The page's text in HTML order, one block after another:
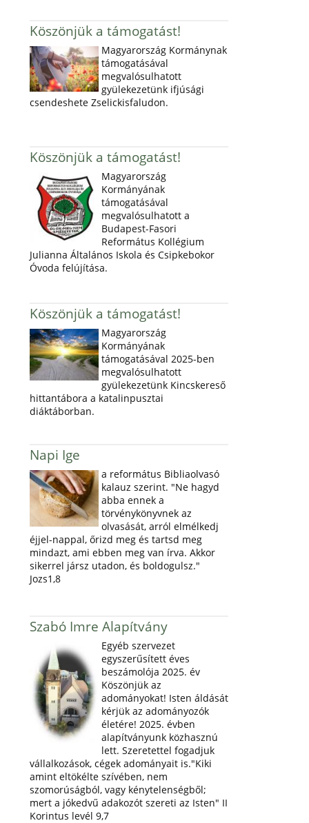
Köszönjük a támogatást!
Magyarország Kormánynak
támogatásával
megvalósulhatott
gyülekezetünk ifjúsági
csendeshete Zselickisfaludon.
Köszönjük a támogatást!
Magyarország
Kormányának
támogatásával
megvalósulhatott a
Budapest-Fasori
Református Kollégium
Julianna Általános Iskola és Csipkebokor
Óvoda felújítása.
Köszönjük a támogatást!
Magyarország
Kormányának
támogatásával 2025-ben
megvalósulhatott
gyülekezetünk Kincskereső
hittantábora a katalinpusztai
diáktáborban.
Napi Ige
a református Bibliaolvasó
kalauz szerint. "Ne hagyd
abba ennek a
törvénykönyvnek az
olvasását, arról elmélkedj
éjjel-nappal, őrizd meg és tartsd meg
mindazt, ami ebben meg van írva. Akkor
sikerrel jársz utadon, és boldogulsz."
Jozs1,8
Szabó Imre Alapítvány
Egyéb szervezet
egyszerűsített éves
beszámolója 2025. év
Köszönjük az
adományokat! Isten áldását
kérjük az adományozók
életére! 2025. évben
alapítványunk közhasznú
lett. Szeretettel fogadjuk
vállalkozások, cégek adományait is."Kiki
amint eltökélte szívében, nem
szomorúságból, vagy kénytelenségből;
mert a jókedvű adakozót szereti az Isten" II
Korintus levél 9,7